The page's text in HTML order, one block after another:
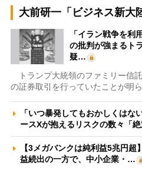
大前研一「ビジネス新大
「イラン戦争を利
の批判が強まるト
疑…
トランプ大統領のファミリー信
の証券取引を行っていたことが明
「いつ暴発してもおかしくはな
ースXが抱えるリスクの数々「
【3メガバンクは純利益5兆円
益続出の一方で、中小企業・…